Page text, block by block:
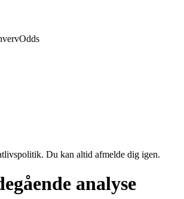
Odds
Du kan altid afmelde dig igen.
analyse